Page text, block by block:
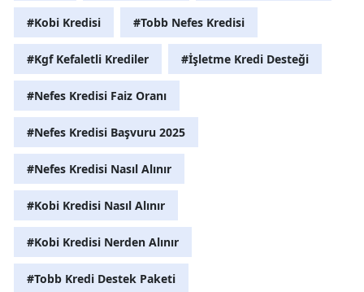
#Kobi Kredisi #Tobb Nefes Kredisi
#Kgf Kefaletli Krediler #İşletme Kredi Desteği
#Nefes Kredisi Faiz Oranı
#Nefes Kredisi Başvuru 2025
#Nefes Kredisi Nasıl Alınır
#Kobi Kredisi Nasıl Alınır
#Kobi Kredisi Nerden Alınır
#Tobb Kredi Destek Paketi